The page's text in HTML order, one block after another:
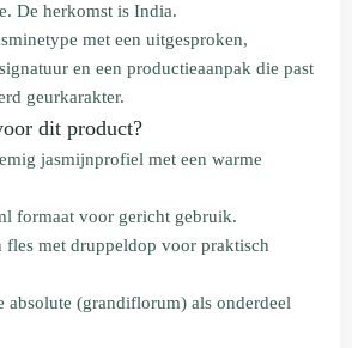
De herkomst is India.
met een uitgesproken,
en een productieaanpak die past
geurkarakter.
dit product?
jasmijnprofiel met een warme
formaat voor gericht gebruik.
fles met druppeldop voor praktisch
absolute (grandiflorum) als onderdeel